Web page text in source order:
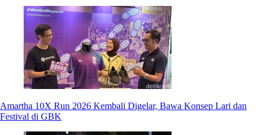
Amartha 10X Run 2026 Kembali Digelar, Bawa Konsep Lari dan
Festival di GBK